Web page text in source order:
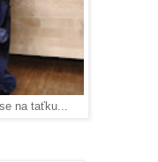
na taťku...